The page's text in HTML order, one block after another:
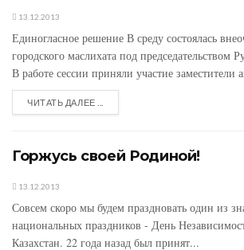
13.12.2013
Единогласное решение В среду состоялась
городского маслихата под председательством
В работе сессии приняли участие заместители
ЧИТАТЬ ДАЛЕЕ ...
Горжусь своей Родиной!
13.12.2013
Совсем скоро мы будем праздновать один из
национальных праздников - День
Казахстан. 22 года назад был принят...